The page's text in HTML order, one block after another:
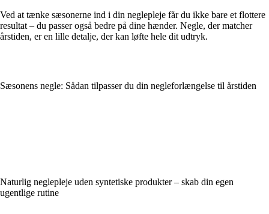
Ved at tænke sæsonerne ind i din neglepleje får du ikke bare et flottere
resultat – du passer også bedre på dine hænder. Negle, der matcher
årstiden, er en lille detalje, der kan løfte hele dit udtryk.
Sæsonens negle: Sådan tilpasser du din negleforlængelse til årstiden
Naturlig neglepleje uden syntetiske produkter – skab din egen
ugentlige rutine